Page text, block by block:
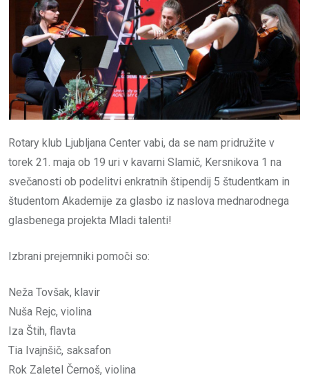
Rotary klub Ljubljana Center vabi, da se nam pridružite v
torek 21. maja ob 19 uri v kavarni Slamič, Kersnikova 1 na
svečanosti ob podelitvi enkratnih štipendij 5 študentkam in
študentom Akademije za glasbo iz naslova mednarodnega
glasbenega projekta Mladi talenti!
Izbrani prejemniki pomoči so:
Neža Tovšak, klavir
Nuša Rejc, violina
Iza Štih, flavta
Tia Ivajnšič, saksafon
Rok Zaletel Černoš, violina